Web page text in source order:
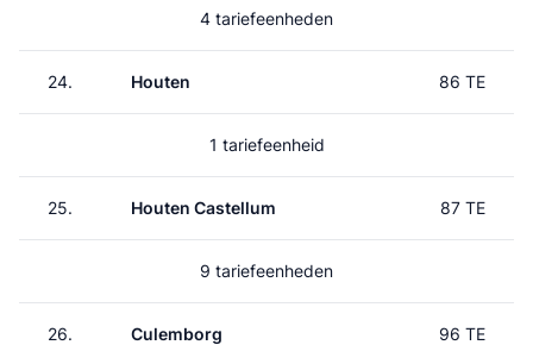
4 tariefeenheden
24. Houten 86 TE
1 tariefeenheid
25. Houten Castellum 87 TE
9 tariefeenheden
26. Culemborg 96 TE